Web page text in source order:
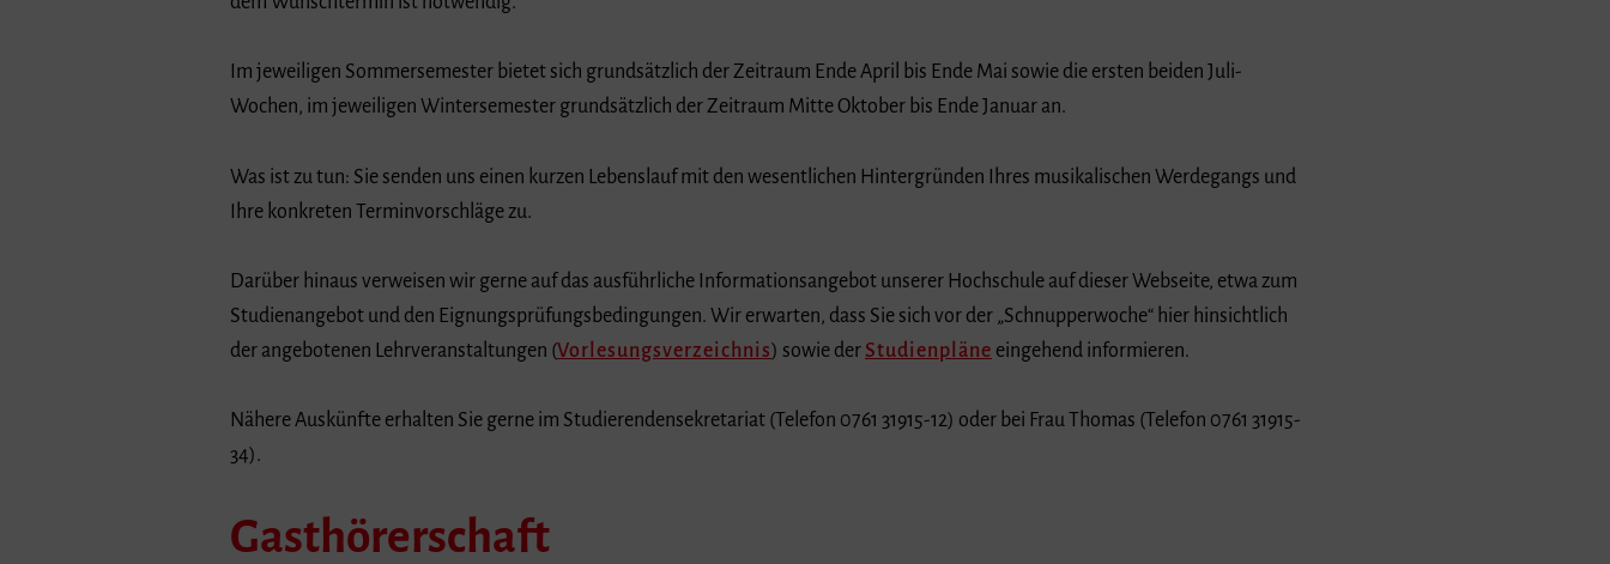
Im jeweiligen Sommersemester bietet sich grundsätzlich der Zeitraum Ende April bis Ende Mai sowie die ersten beiden Juli-
Wochen, im jeweiligen Wintersemester grundsätzlich der Zeitraum Mitte Oktober bis Ende Januar an.
Was ist zu tun: Sie senden uns einen kurzen Lebenslauf mit den wesentlichen Hintergründen Ihres musikalischen Werdegangs und
Ihre konkreten Terminvorschläge zu.
Darüber hinaus verweisen wir gerne auf das ausführliche Informationsangebot unserer Hochschule auf dieser Webseite, etwa zum
Studienangebot und den Eignungsprüfungsbedingungen. Wir erwarten, dass Sie sich vor der „Schnupperwoche“ hier hinsichtlich
der angebotenen Lehrveranstaltungen (Vorlesungsverzeichnis) sowie der Studienpläne eingehend informieren.
Nähere Auskünfte erhalten Sie gerne im Studierendensekretariat (Telefon 0761 31915-12) oder bei Frau Thomas (Telefon 0761 31915-
34).
Gasthörerschaft